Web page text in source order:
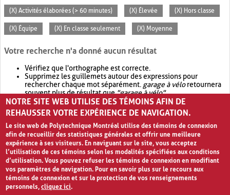
(X) Activités élaborées (> 60 minutes) (X) Élevée (X) Hors classe
(X) Équipe (X) En classe seulement (X) Moyenne
Votre recherche n'a donné aucun résultat
Vérifiez que l'orthographe est correcte.
Supprimez les guillemets autour des expressions pour
rechercher chaque mot séparément. garage à véloretournera
souvent plus de résultat que"garage à vélo".
Envisagez d'élargir votre recherche avec OR.garage OR vélo
retournera souvent plus de résultat quegarage à vélo
NOTRE SITE WEB UTILISE DES TÉMOINS AFIN DE
REHAUSSER VOTRE EXPÉRIENCE DE NAVIGATION.
Le site web de Polytechnique Montréal utilise des témoins de connexion
afin de recueillir des statistiques générales et offrir une meilleure
expérience à ses visiteurs. En naviguant sur le site, vous acceptez
l’utilisation de ces témoins selon les modalités spécifiées aux conditions
d’utilisation. Vous pouvez refuser les témoins de connexion en modifiant
vos paramètres de navigation. Pour en savoir plus sur le recours aux
témoins de connexion et sur la protection de vos renseignements
personnels,cliquez ici.